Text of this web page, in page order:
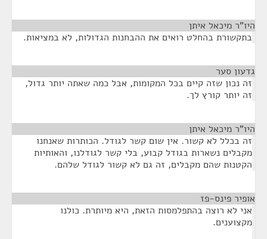
היו"ר מיכאל איתן
בתקשורת בהחלט רואים את ההבחנות הגדולות, לא במציאות.
גדעון סער
זה נכון שזה קיים בכל המקומות, אבל כמה שאתה יותר גדול,
זה יותר קורץ לך.
היו"ר מיכאל איתן
זה בכלל לא קשור. אין שום קשר לגודל. הכותרות שאנחנו
מקבלים נשארות בגודל קבוע, בלי קשר לגודלנו, והאותיות
הקטנות שהם מקבלים, זה גם לא קשור לגודל שלהם.
אופיר פינס-פז
אני לא רוצה בהתפלמסות הזאת, היא מיותרת. כולנו
מקצוענים.